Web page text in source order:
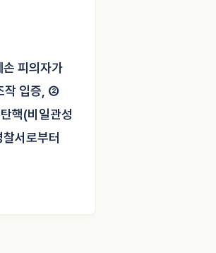
피의자가
작 입증, ②
핵(비일관성
서로부터